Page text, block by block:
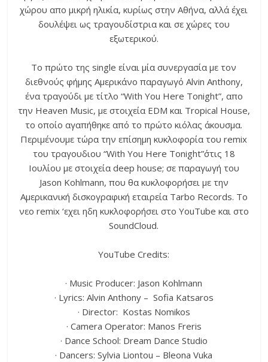
χώρου απο μικρή ηλικία, κυρίως στην Αθήνα, αλλά έχει
δουλέψει ως τραγουδίστρια και σε χώρες του
εξωτερικού.
Το πρώτο της single είναι μία συνεργασία με τον
διεθνούς φήμης Αμερικάνο παραγωγό Alvin Anthony,
ένα τραγούδι με τίτλο “With You Here Tonight”, απο
την Heaven Music, με στοιχεία EDM και Tropical House,
το οποίο αγαπήθηκε από το πρώτο κιόλας άκουσμα.
Περιμένουμε τώρα την επίσημη κυκλοφορία του remix
του τραγουδιου “With You Here Tonight”΄στις 18
Ιουλίου με στοιχεία deep house; σε παραγωγή του
Jason Kohlmann, που θα κυκλοφορήσει με την
Αμερικανική δισκογραφική εταιρεία Tarbo Records. Το
νεο remix ‘εχει ηδη κυκλοφορήσει στο YouΤube και στο
SoundCloud.
YouTube Credits:
· Music Producer: Jason Kohlmann
· Lyrics: Alvin Anthony – Sofia Katsaros
· Director: Kostas Nomikos
· Camera Operator: Manos Freris
· Dance School: Dream Dance Studio
· Dancers: Sylvia Liontou – Bleona Vuka